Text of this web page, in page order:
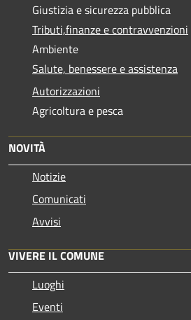
Giustizia e sicurezza pubblica
Tributi,finanze e contravvenzioni
Ambiente
Salute, benessere e assistenza
Autorizzazioni
Agricoltura e pesca
NOVITÀ
Notizie
Comunicati
Avvisi
VIVERE IL COMUNE
Luoghi
Eventi